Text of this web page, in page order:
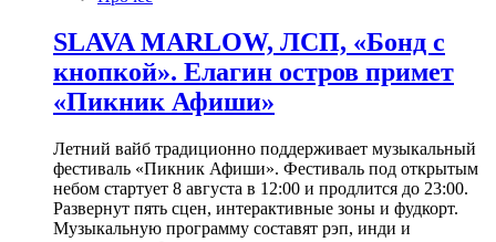
SLAVA MARLOW, ЛСП, «Бонд с
кнопкой». Елагин остров примет
«Пикник Афиши»
Летний вайб традиционно поддерживает музыкальный
фестиваль «Пикник Афиши». Фестиваль под открытым
небом стартует 8 августа в 12:00 и продлится до 23:00.
Развернут пять сцен, интерактивные зоны и фудкорт.
Музыкальную программу составят рэп, инди и